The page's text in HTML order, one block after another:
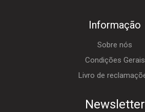
Informação
Sobre nós
Condições Gerais
Livro de
Newsletter